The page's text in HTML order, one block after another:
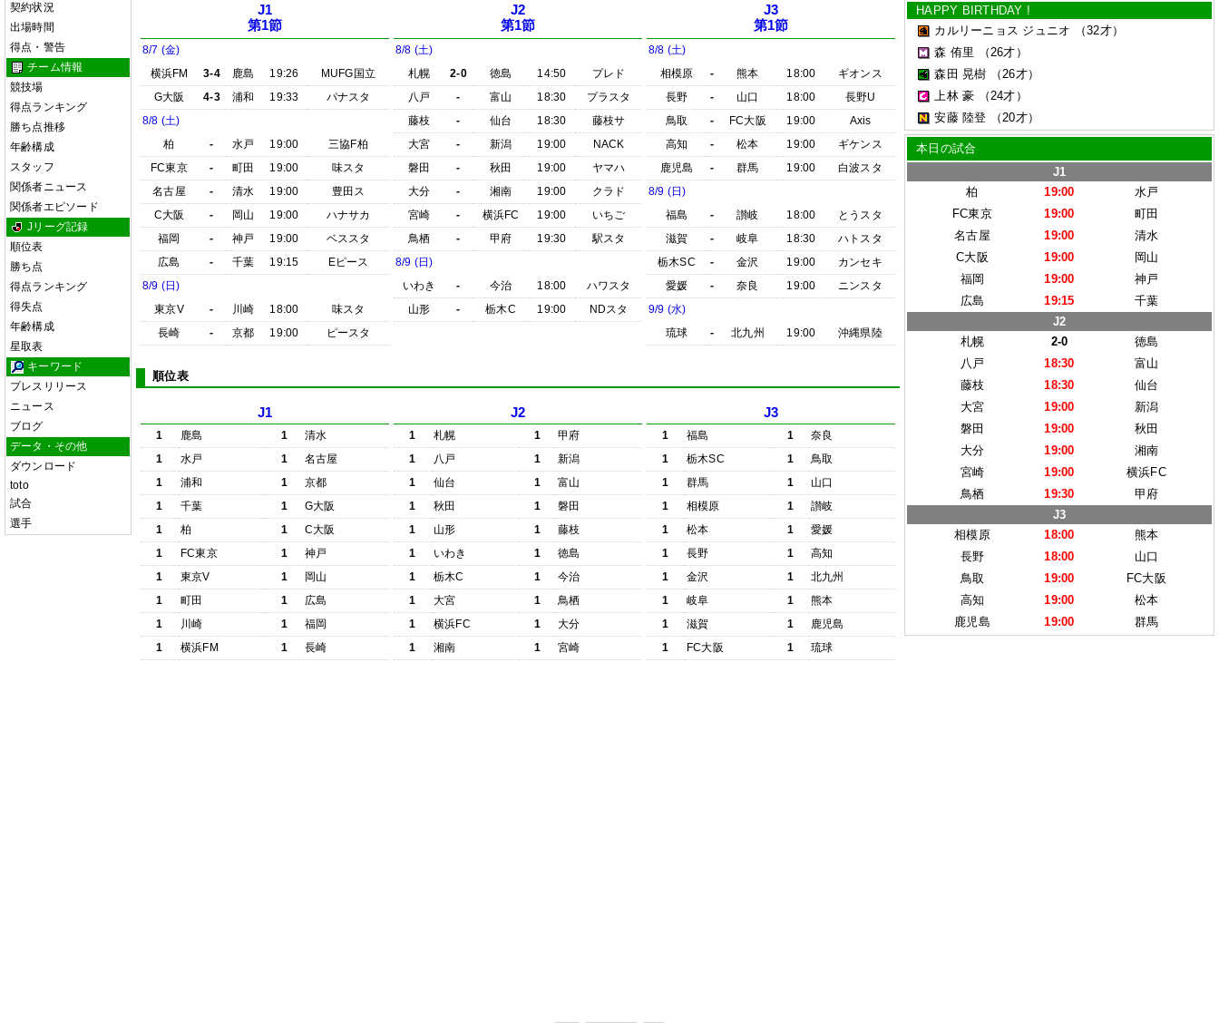
契約状況
出場時間
得点・警告
チーム情報
競技場
得点ランキング
勝ち点推移
年齢構成
スタッフ
関係者ニュース
関係者エピソード
Jリーグ記録
順位表
勝ち点
得点ランキング
得失点
年齢構成
星取表
キーワード
プレスリリース
ニュース
ブログ
データ・その他
ダウンロード
toto
試合
選手
J1
第1節
8/7 (金)
横浜FM
3-4 鹿島 19:26
MUFG国立
G大阪
4-3 浦和 19:33
パナスタ
8/8 (土)
柏
- 水戸 19:00
三協F柏
FC東京
- 町田 19:00
味スタ
名古屋
- 清水 19:00
豊田ス
C大阪
- 岡山 19:00
ハナサカ
福岡
- 神戸 19:00
ベススタ
広島
- 千葉 19:15
Eピース
8/9 (日)
東京V
- 川崎 18:00
味スタ
長崎
- 京都 19:00 ピースタ
J2
第1節
8/8 (土)
札幌
2-0 徳島 14:50
プレド
八戸
- 富山 18:30
プラスタ
藤枝
- 仙台 18:30
藤枝サ
大宮
- 新潟 19:00
NACK
磐田
- 秋田 19:00
ヤマハ
大分
- 湘南 19:00
クラド
宮崎
- 横浜FC 19:00
いちご
鳥栖
- 甲府 19:30
駅スタ
8/9 (日)
いわき
- 今治 18:00
ハワスタ
山形
- 栃木C 19:00 NDスタ
J3
第1節
8/8 (土)
相模原
- 熊本 18:00
ギオンス
長野
- 山口 18:00
長野U
鳥取
- FC大阪 19:00
Axis
高知
- 松本 19:00
ギケンス
鹿児島
- 群馬 19:00
白波スタ
8/9 (日)
福島
- 讃岐 18:00
とうスタ
滋賀
- 岐阜 18:30
ハトスタ
栃木SC
- 金沢 19:00
カンセキ
愛媛
- 奈良 19:00
ニンスタ
9/9 (水)
琉球
- 北九州 19:00 沖縄県陸
順位表
J1
1 鹿島 1
清水
1
水戸 1
名古屋
1
浦和 1
京都
1
千葉 1
G大阪
1
柏 1
C大阪
1
FC東京 1
神戸
1
東京V 1
岡山
1
町田 1
広島
1
川崎 1
福岡
1
横浜FM 1 長崎
J2
1 札幌 1
甲府
1
八戸 1
新潟
1
仙台 1
富山
1
秋田 1
磐田
1
山形 1
藤枝
1
いわき 1
徳島
1
栃木C 1
今治
1
大宮 1
鳥栖
1
横浜FC 1
大分
1
湘南 1 宮崎
J3
1 福島 1
奈良
1
栃木SC 1
鳥取
1
群馬 1
山口
1
相模原 1
讃岐
1
松本 1
愛媛
1
長野 1
高知
1
金沢 1
北九州
1
岐阜 1
熊本
1
滋賀 1
鹿児島
1
FC大阪 1 琉球
HAPPY BIRTHDAY !
カルリーニョス ジュニオ
（32才）
森 侑里
（26才）
森田 晃樹
（26才）
上林 豪
（24才）
安藤 陸登
（20才）
本日の試合
J1
柏
19:00
水戸
FC東京
19:00
町田
名古屋
19:00
清水
C大阪
19:00
岡山
福岡
19:00
神戸
広島
19:15
千葉
J2
札幌
2-0
徳島
八戸
18:30
富山
藤枝
18:30
仙台
大宮
19:00
新潟
磐田
19:00
秋田
大分
19:00
湘南
宮崎
19:00
横浜FC
鳥栖
19:30
甲府
J3
相模原
18:00
熊本
長野
18:00
山口
鳥取
19:00
FC大阪
高知
19:00
松本
鹿児島
19:00 群馬